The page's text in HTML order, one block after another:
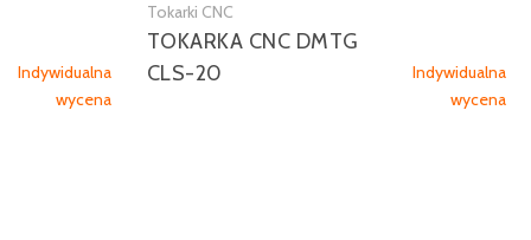
Indywidualna
wycena
Tokarki CNC
TOKARKA CNC DMTG
CLS-20
Indywidualna
wycena